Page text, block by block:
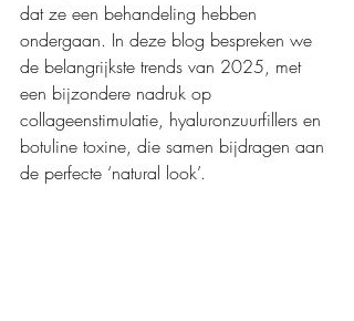
dat ze een behandeling hebben
ondergaan. In deze blog bespreken we
de belangrijkste trends van 2025, met
een bijzondere nadruk op
collageenstimulatie, hyaluronzuurfillers en
botuline toxine, die samen bijdragen aan
de perfecte ‘natural look’.